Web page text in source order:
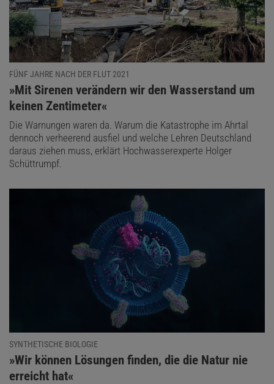
FÜNF JAHRE NACH DER FLUT 2021
:
»Mit Sirenen verändern wir den Wasserstand um
keinen Zentimeter«
Die Warnungen waren da. Warum die Katastrophe im Ahrtal
dennoch verheerend ausfiel und welche Lehren Deutschland
daraus ziehen muss, erklärt Hochwasserexperte Holger
Schüttrumpf.
SYNTHETISCHE BIOLOGIE
:
»Wir können Lösungen finden, die die Natur nie
erreicht hat«